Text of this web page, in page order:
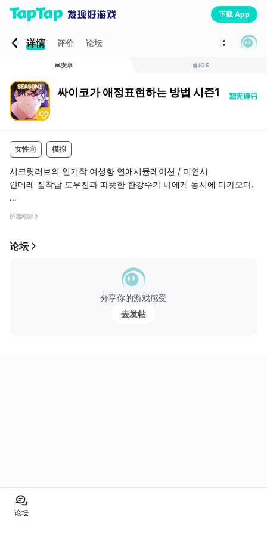
下载 App
详情 评价 论坛
安卓 iOS
싸이코가 애정표현하는 방법 시즌1 - 미연시
女性向 模拟
시크릿러브의 인기작 여성향 연애시뮬레이션 / 미연시
얀데레 집착남 도우진과 따뜻한 한강수가 나에게 동시에 다가오다.
뭘 잘못했다면 억울하지도 않아..
영문도 모른채, 괴롭힘을 당하고 있어.
所需权限
论坛
分享你的游戏感受
去发帖
论坛